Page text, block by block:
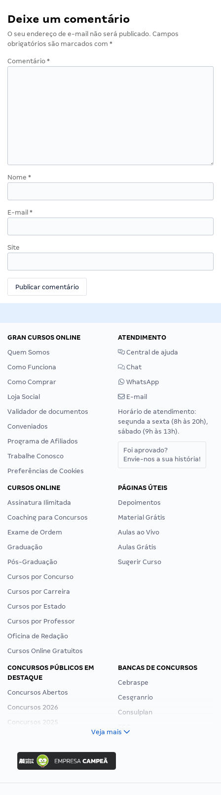
Deixe um comentário
O seu endereço de e-mail não será publicado. Campos
obrigatórios são marcados com *
Comentário *
Nome *
E-mail *
Site
GRAN CURSOS ONLINE
Quem Somos
Como Funciona
Como Comprar
Loja Social
Validador de documentos
Conveniados
Programa de Afiliados
Trabalhe Conosco
Preferências de Cookies
ATENDIMENTO
Central de ajuda
Chat
WhatsApp
E-mail
Horário de atendimento:
segunda a sexta (8h às 20h),
sábado (9h às 13h).
Foi aprovado?
Envie-nos a sua história!
CURSOS ONLINE
Assinatura Ilimitada
Coaching para Concursos
Exame de Ordem
Graduação
Pós-Graduação
Cursos por Concurso
Cursos por Carreira
Cursos por Estado
Cursos por Professor
Oficina de Redação
Cursos Online Gratuitos
PÁGINAS ÚTEIS
Depoimentos
Material Grátis
Aulas ao Vivo
Aulas Grátis
Sugerir Curso
CONCURSOS PÚBLICOS EM
DESTAQUE
Concursos Abertos
Concursos 2026
Concursos 2025
Concurso Ibama
Concurso MPU
Editais publicados
BANCAS DE CONCURSOS
Cebraspe
Cesgranrio
Consulplan
Veja mais